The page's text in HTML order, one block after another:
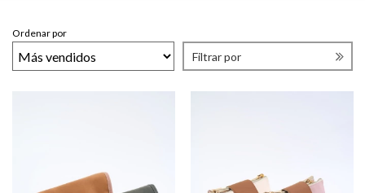
Ordenar por
Filtrar por